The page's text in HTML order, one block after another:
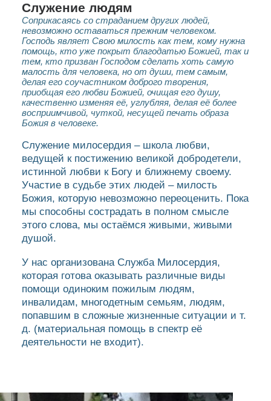
Служение людям
Соприкасаясь со страданием других людей,
невозможно оставаться прежним человеком.
Господь являет Свою милость как тем, кому нужна
помощь, кто уже покрыт благодатью Божией, так и
тем, кто призван Господом сделать хоть самую
малость для человека, но от души, тем самым,
делая его соучастником доброго творения,
приобщая его любви Божией, очищая его душу,
качественно изменяя её, углубляя, делая её более
восприимчивой, чуткой, несущей печать образа
Божия в человеке.
Служение милосердия – школа любви,
ведущей к постижению великой добродетели,
истинной любви к Богу и ближнему своему.
Участие в судьбе этих людей – милость
Божия, которую невозможно переоценить. Пока
мы способны сострадать в полном смысле
этого слова, мы остаёмся живыми, живыми
душой.
У нас организована Служба Милосердия,
которая готова оказывать различные виды
помощи одиноким пожилым людям,
инвалидам, многодетным семьям, людям,
попавшим в сложные жизненные ситуации и т.
д. (материальная помощь в спектр её
деятельности не входит).